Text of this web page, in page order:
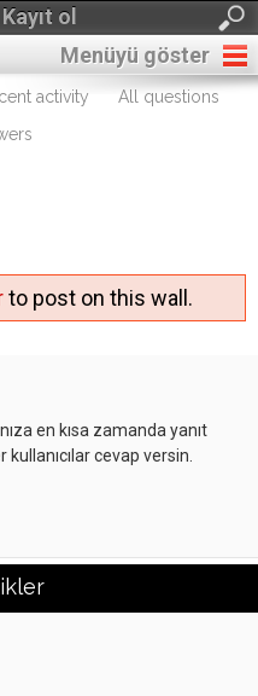
ol
Menüyü göster
activity
All questions
to post on this wall.
en kısa zamanda yanıt
cevap versin.